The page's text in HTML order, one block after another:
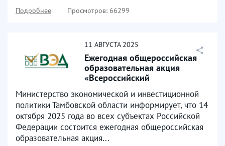
Подробнее Просмотров: 66299
11 АВГУСТА 2025
Ежегодная общероссийская
образовательная акция
«Всероссийский
Министерство экономической и инвестиционной
политики Тамбовской области информирует, что 14
октября 2025 года во всех субъектах Российской
Федерации состоится ежегодная общероссийская
образовательная акция...